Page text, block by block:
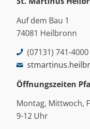
Auf dem Bau 1
74081 Heilbronn
(07131) 741-4000
Öffnungszeiten
Montag, Mittwoch,
9-12 Uhr